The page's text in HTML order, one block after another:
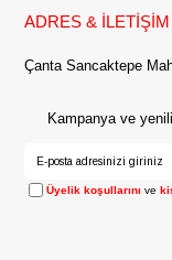
ADRES & İLETİŞİM
Çanta Sancaktepe
Kampanya ve
Üyelik koşullarını ve